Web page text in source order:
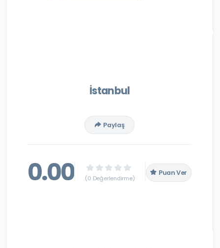
İstanbul
Paylaş
0.00 (0 Değerlendirme)
Puan Ver